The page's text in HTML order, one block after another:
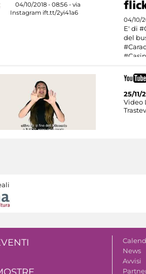
04/10/
E' di
del
25/11/
Video
News
Avvisi